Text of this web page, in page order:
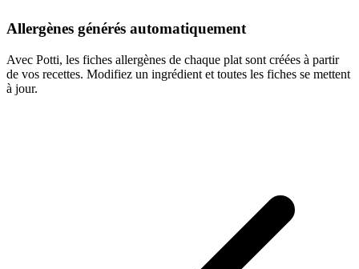
Allergènes générés automatiquement
Avec Potti, les fiches allergènes de chaque plat sont créées à partir
de vos recettes. Modifiez un ingrédient et toutes les fiches se mettent
à jour.